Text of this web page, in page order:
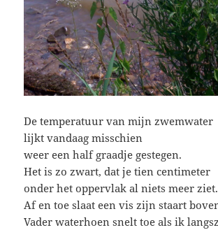
De temperatuur van mijn zwemwater
lijkt vandaag misschien
weer een half graadje gestegen.
Het is zo zwart, dat je tien centimeter
onder het oppervlak al niets meer ziet.
Af en toe slaat een vis zijn staart
Vader waterhoen snelt toe als ik